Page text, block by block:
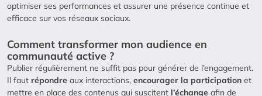
optimiser ses performances et assurer une présence continue et
efficace sur vos réseaux sociaux.
Comment transformer mon audience en
communauté active ?
Publier régulièrement ne suffit pas pour générer de l’engagement.
Il faut répondre aux interactions, encourager la participation et
mettre en place des contenus qui suscitent l’échange afin de